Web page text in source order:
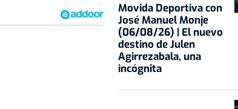
Movida Deportiva con
José Manuel Monje
(06/08/26) | El nuevo
destino de Julen
Agirrezabala, una
incógnita